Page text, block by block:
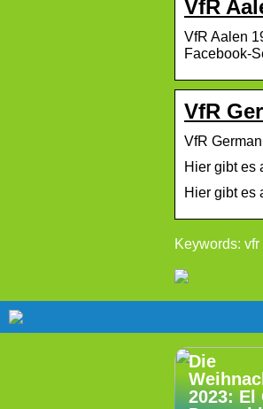
VfR
VfR Aalen
Facebook-
VfR
VfR
Hier gibt es
Hier gibt es
Keywords:
Die
2023: El